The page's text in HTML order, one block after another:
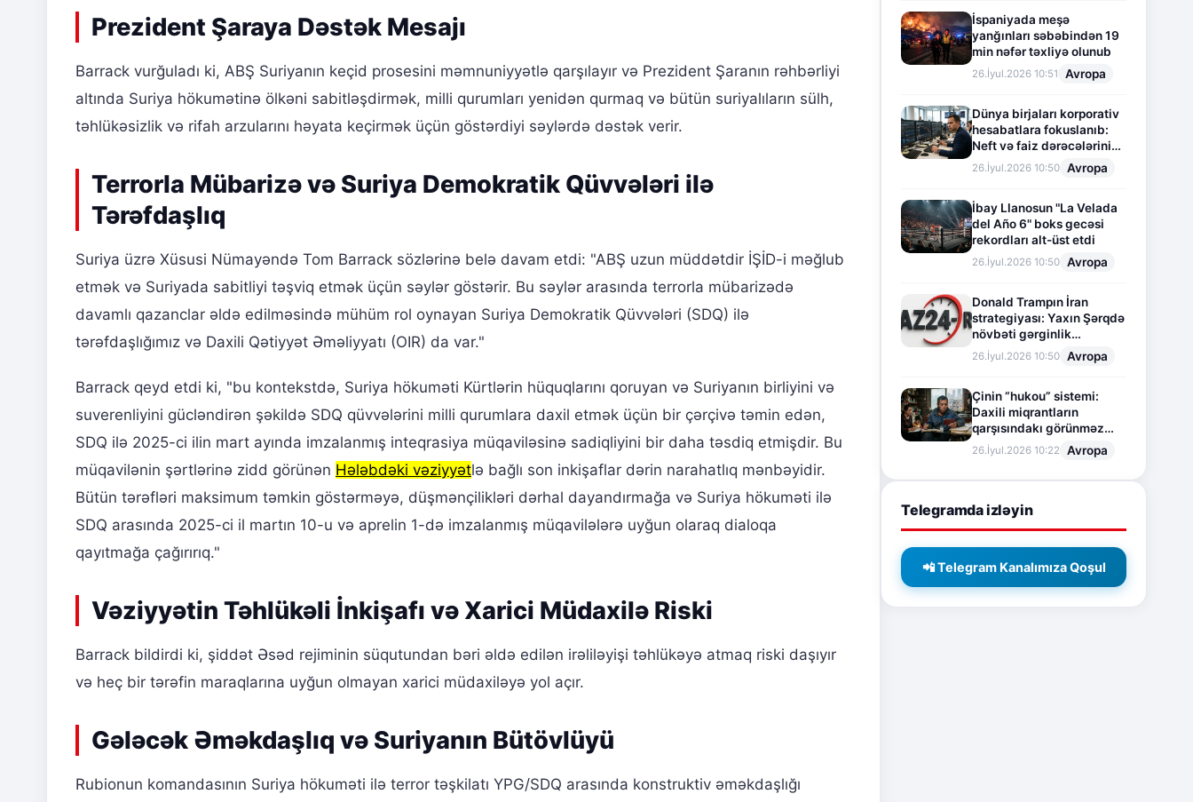
Prezident Şaraya Dəstək Mesajı
Barrack vurğuladı ki, ABŞ Suriyanın keçid prosesini məmnuniyyətlə qarşılayır və Prezident Şaranın rəhbərliyi
altında Suriya hökumətinə ölkəni sabitləşdirmək, milli qurumları yenidən qurmaq və bütün suriyalıların sülh,
təhlükəsizlik və rifah arzularını həyata keçirmək üçün göstərdiyi səylərdə dəstək verir.
Terrorla Mübarizə və Suriya Demokratik Qüvvələri ilə
Tərəfdaşlıq
Suriya üzrə Xüsusi Nümayəndə Tom Barrack sözlərinə belə davam etdi: "ABŞ uzun müddətdir İŞİD-i məğlub
etmək və Suriyada sabitliyi təşviq etmək üçün səylər göstərir. Bu səylər arasında terrorla mübarizədə
davamlı qazanclar əldə edilməsində mühüm rol oynayan Suriya Demokratik Qüvvələri (SDQ) ilə
tərəfdaşlığımız və Daxili Qətiyyət Əməliyyatı (OIR) da var."
Barrack qeyd etdi ki, "bu kontekstdə, Suriya hökuməti Kürtlərin hüquqlarını qoruyan və Suriyanın birliyini və
suverenliyini gücləndirən şəkildə SDQ qüvvələrini milli qurumlara daxil etmək üçün bir çərçivə təmin edən,
SDQ ilə 2025-ci ilin mart ayında imzalanmış inteqrasiya müqaviləsinə sadiqliyini bir daha təsdiq etmişdir. Bu
müqavilənin şərtlərinə zidd görünən Hələbdəki vəziyyətlə bağlı son inkişaflar dərin narahatlıq mənbəyidir.
Bütün tərəfləri maksimum təmkin göstərməyə, düşmənçilikləri dərhal dayandırmağa və Suriya hökuməti ilə
SDQ arasında 2025-ci il martın 10-u və aprelin 1-də imzalanmış müqavilələrə uyğun olaraq dialoqa
qayıtmağa çağırırıq."
Vəziyyətin Təhlükəli İnkişafı və Xarici Müdaxilə Riski
Barrack bildirdi ki, şiddət Əsəd rejiminin süqutundan bəri əldə edilən irəliləyişi təhlükəyə atmaq riski daşıyır
və heç bir tərəfin maraqlarına uyğun olmayan xarici müdaxiləyə yol açır.
Gələcək Əməkdaşlıq və Suriyanın Bütövlüyü
Rubionun komandasının Suriya hökuməti ilə terror təşkilatı YPG/SDQ arasında konstruktiv əməkdaşlığı
İspaniyada meşə
yanğınları səbəbindən 19
min nəfər təxliyə olunub
26.İyul.2026 10:51 Avropa
Dünya birjaları korporativ
hesabatlara fokuslanıb:
Neft və faiz dərəcələrinin
təsiri altında cari vəziyyət
26.İyul.2026 10:50 Avropa
İbay Llanosun "La Velada
del Año 6" boks gecəsi
rekordları alt-üst etdi
26.İyul.2026 10:50 Avropa
Donald Trampın İran
strategiyası: Yaxın Şərqdə
növbəti gərginlik
mərhələsi
26.İyul.2026 10:50 Avropa
Çinin “hukou” sistemi:
Daxili miqrantların
qarşısındakı görünməz
sədd
26.İyul.2026 10:22 Avropa
Telegramda izləyin
📲 Telegram Kanalımıza Qoşul